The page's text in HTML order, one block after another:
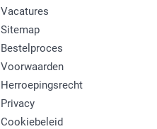
Vacatures
Sitemap
Bestelproces
Voorwaarden
Herroepingsrecht
Privacy
Cookiebeleid